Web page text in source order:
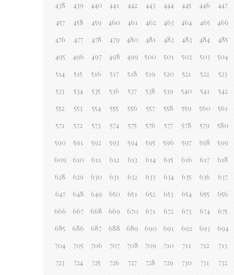
438
439 440 441 442 443 444 445 446 447
457
458 459 460 461 462 463 464 465 466
476
477 478 479 480 481 482 483 484 485
495
496 497 498 499 500 501 502 503 504
514
515 516 517 518 519 520 521 522 523
533
534 535 536 537 538 539 540 541 542
552
553 554 555 556 557 558 559 560 561
571
572 573 574 575 576 577 578 579 580
590
591 592 593 594 595 596 597 598 599
609
610 611 612 613 614 615 616 617 618
628
629 630 631 632 633 634 635 636 637
647
648 649 650 651 652 653 654 655 656
666
667 668 669 670 671 672 673 674 675
685
686 687 688 689 690 691 692 693 694
704
705 706 707 708 709 710 711 712 713
723
724 725 726 727 728 729 730 731 732